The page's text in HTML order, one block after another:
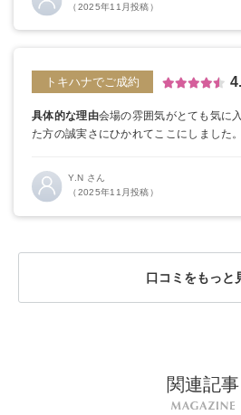
（2025年11月投稿）
トキハナでご成約
具体的な理由会場の雰囲気がとても気に
た方の誠実さにひかれてここにしました。
Y.N さん
（2025年11月投稿）
口コミをもっと
関連記事